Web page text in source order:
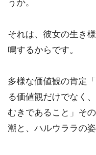
うか。
それは、彼女の生き
鳴するからです。
多様な価値観の肯定
る価値観だけでなく
むきであること」そ
潮と、ハルウララの